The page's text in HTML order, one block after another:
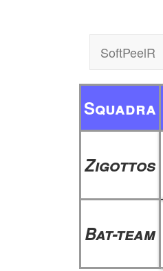
SoftPeelR
Squadra
Zigottos
Bat-team